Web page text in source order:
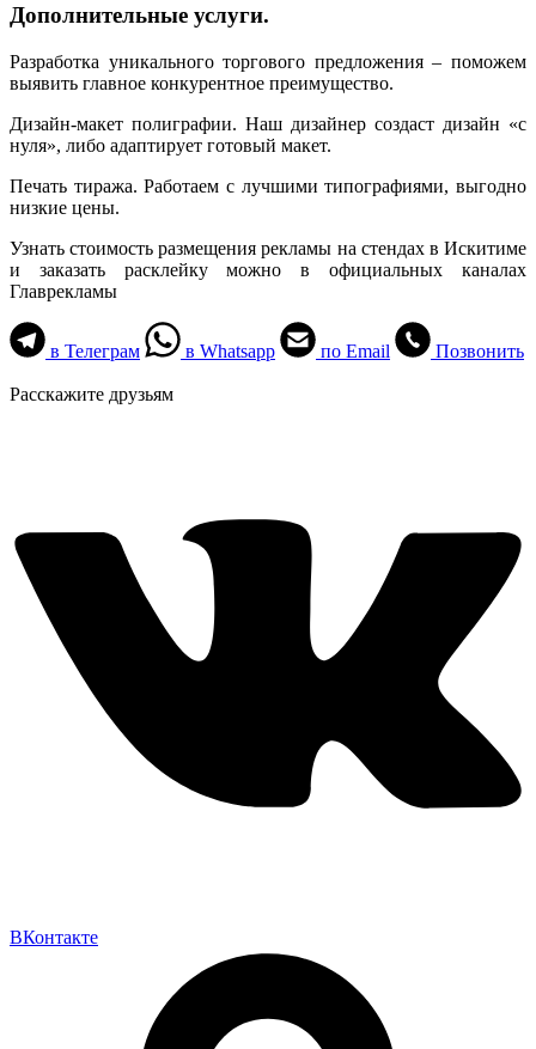
Дополнительные услуги.
Разработка уникального торгового предложения – поможем
выявить главное конкурентное преимущество.
Дизайн-макет полиграфии. Наш дизайнер создаст дизайн «с
нуля», либо адаптирует готовый макет.
Печать тиража. Работаем с лучшими типографиями, выгодно
низкие цены.
Узнать стоимость размещения рекламы на стендах в Искитиме
и заказать расклейку можно в официальных каналах
Главрекламы
в Телеграм в Whatsapp по Email Позвонить
Расскажите друзьям
ВКонтакте